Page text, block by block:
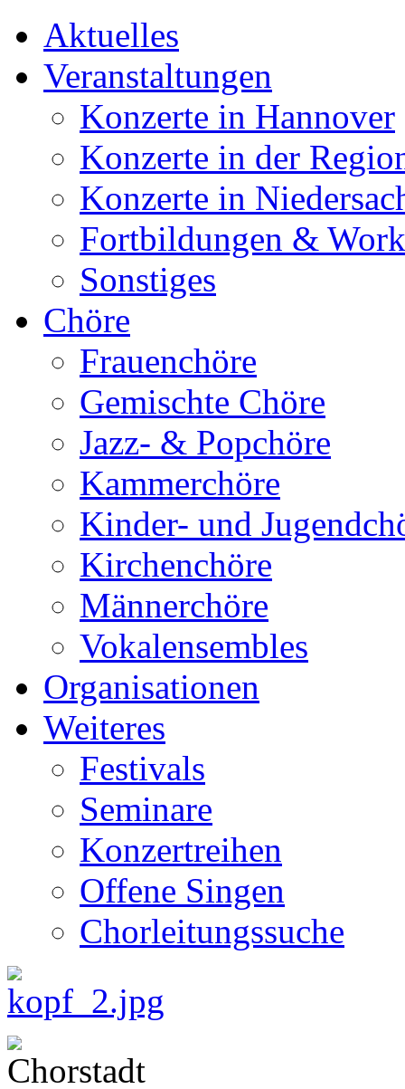
Aktuelles
Veranstaltungen
Konzerte in Hannover
Konzerte in der
Konzerte in
Fortbildungen &
Sonstiges
Chöre
Frauenchöre
Gemischte Chöre
Jazz- & Popchöre
Kammerchöre
Kinder- und
Kirchenchöre
Männerchöre
Vokalensembles
Organisationen
Weiteres
Festivals
Seminare
Konzertreihen
Offene Singen
Chorleitungssuche